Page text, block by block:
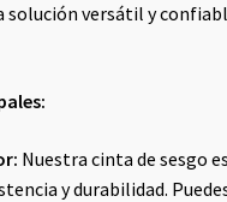
solución versátil y
Nuestra cinta de sesgo
y durabilidad.